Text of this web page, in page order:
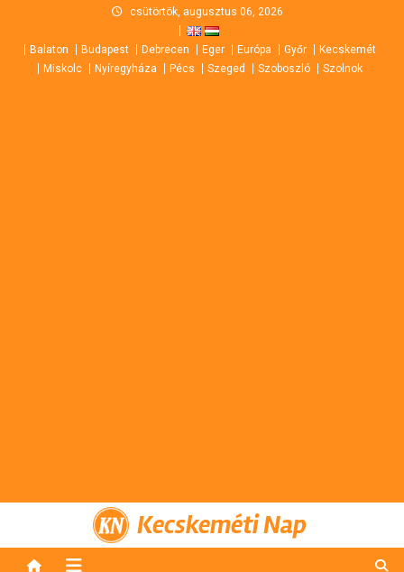
content
csütörtök, augusztus 06, 2026
Balaton Budapest Debrecen Eger Európa Győr
Kecskemét
Miskolc
Nyíregyháza Pécs Szeged Szoboszló Szolnok
Kecskeméti Nap